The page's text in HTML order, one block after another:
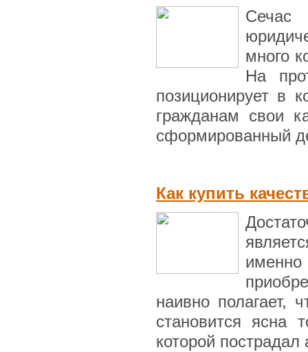
Сечас
много
На
позиционирует в
гражданам свои
сформированный
Как купить
наивно полагает,
становится ясна
которой